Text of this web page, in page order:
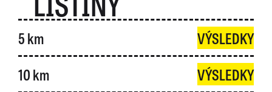
5 km
VÝSLEDKY
10 km
VÝSLEDKY